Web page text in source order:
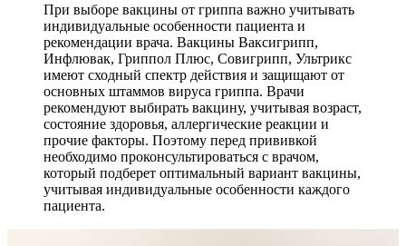
При выборе вакцины от гриппа важно учитывать
индивидуальные особенности пациента и
рекомендации врача. Вакцины Ваксигрипп,
Инфлювак, Гриппол Плюс, Совигрипп, Ультрикс
имеют сходный спектр действия и защищают от
основных штаммов вируса гриппа. Врачи
рекомендуют выбирать вакцину, учитывая возраст,
состояние здоровья, аллергические реакции и
прочие факторы. Поэтому перед прививкой
необходимо проконсультироваться с врачом,
который подберет оптимальный вариант вакцины,
учитывая индивидуальные особенности каждого
пациента.